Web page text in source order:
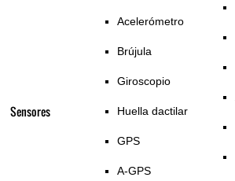
Sensores
Acelerómetro
Brújula
Giroscopio
Huella dactilar
GPS
A-GPS